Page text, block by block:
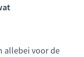
allebei voor de